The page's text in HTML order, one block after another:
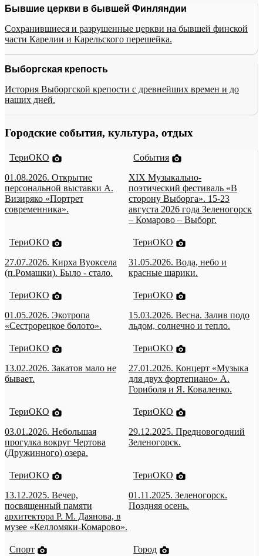
Бывшие церкви в бывшей Финляндии
Сохранившиеся и разрушенные церкви на бывшей финской
части Карелии и Карельского перешейка.
Выборгская крепость
История Выборгской крепости с древнейших времен и до
наших дней.
Городские события, культура, отдых
ТериОКО
01.08.2026. Открытие
персональной выставки А.
Визиряко «Портрет
современника».
События
XIX Музыкально-
поэтический фестиваль «В
сторону Выборга». 15-23
августа 2026 года Зеленогорск
– Комарово – Выборг.
ТериОКО
27.07.2026. Кирха Вуоксела
(п.Ромашки). Было - стало.
ТериОКО
31.05.2026. Вода, небо и
красные шарики.
ТериОКО
01.05.2026. Экотропа
«Сестрорецкое болото».
ТериОКО
15.03.2026. Весна. Залив подо
льдом, солнечно и тепло.
ТериОКО
13.02.2026. Закатов мало не
бывает.
ТериОКО
27.01.2026. Концерт «Музыка
для двух фортепиано» А.
Гориболя и Я. Коваленко.
ТериОКО
03.01.2026. Небольшая
прогулка вокруг Чертова
(Дружинного) озера.
ТериОКО
29.12.2025. Предновогодний
Зеленогорск.
ТериОКО
13.12.2025. Вечер,
посвященный памяти
архитектора Р. М. Даянова, в
музее «Келломяки-Комарово».
ТериОКО
01.11.2025. Зеленогорск.
Поздняя осень.
Спорт
Город